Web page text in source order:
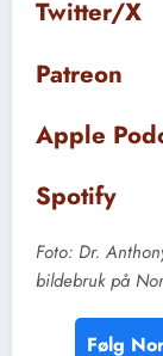
Twitter/X
Patreon
Apple
Spotify
Foto: Dr.
bildebruk på
Følg